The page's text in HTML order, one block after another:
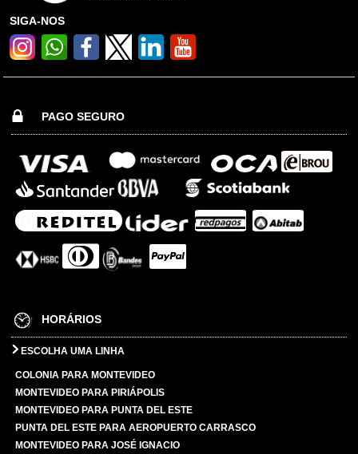
SIGA-NOS
PAGO SEGURO
HORÁRIOS
ESCOLHA UMA LINHA
COLONIA PARA MONTEVIDEO
MONTEVIDEO PARA PIRIÁPOLIS
MONTEVIDEO PARA PUNTA DEL ESTE
PUNTA DEL ESTE PARA AEROPUERTO CARRASCO
MONTEVIDEO PARA JOSÉ IGNACIO